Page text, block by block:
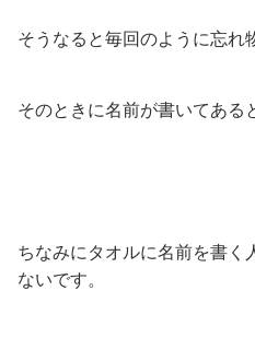
そうなると毎回のように忘れ
そのときに名前が書いてある
ちなみにタオルに名前を書く
ないです。